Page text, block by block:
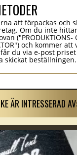
att förpackas och
Om du inte hittar
("PRODUKTIONS-
och kommer att
du via e-post
skickat beställningen.
ÄR INTRESSERAD